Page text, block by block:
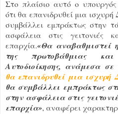
Στο πλαίσιο αυτό ο
ότι θα επανιδρυθεί μια
συμβάλλει εμπράκτως στην
ασφάλεια στις γειτονιές
επαρχία.«Θα αναβαθμιστεί
της πρωτοβάθμιας και
Αυτοδιοίκησης, ανάμεσα
θα επανιδρυθεί μια
θα συμβάλλει εμπράκτως
στην ασφάλεια στις
επαρχία», αναφέρει